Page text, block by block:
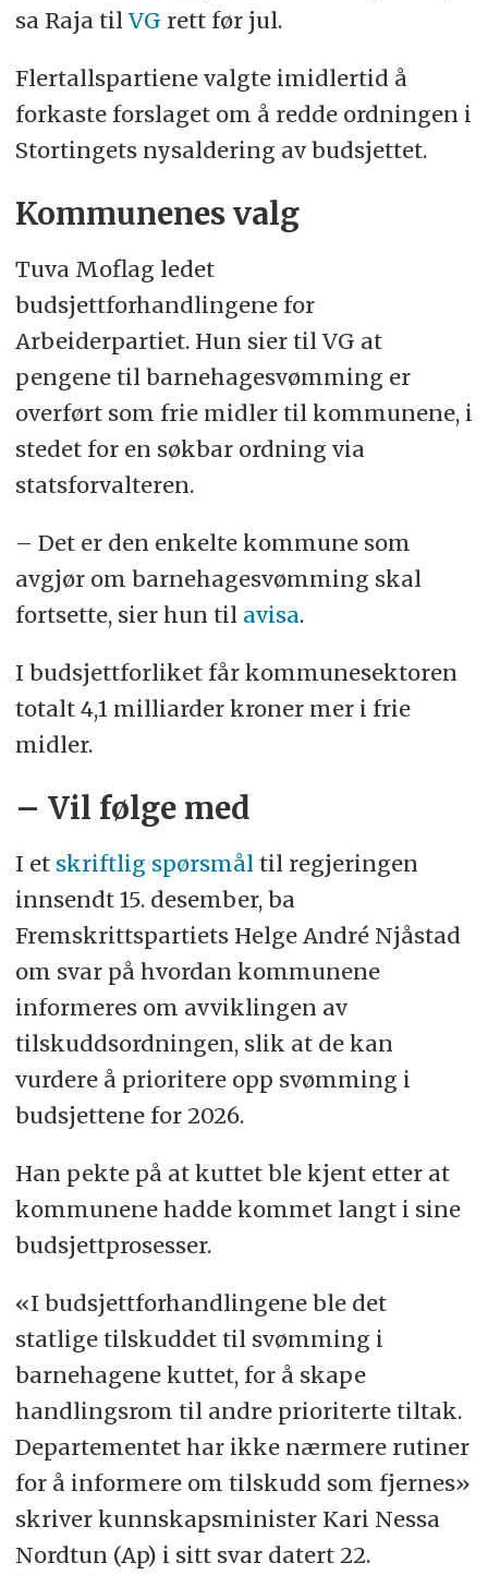
sa Raja til VG rett før jul.
Flertallspartiene valgte imidlertid å
forkaste forslaget om å redde ordningen i
Stortingets nysaldering av budsjettet.
Kommunenes valg
Tuva Moflag ledet
budsjettforhandlingene for
Arbeiderpartiet. Hun sier til VG at
pengene til barnehagesvømming er
overført som frie midler til kommunene, i
stedet for en søkbar ordning via
statsforvalteren.
– Det er den enkelte kommune som
avgjør om barnehagesvømming skal
fortsette, sier hun til avisa.
I budsjettforliket får kommunesektoren
totalt 4,1 milliarder kroner mer i frie
midler.
– Vil følge med
I et skriftlig spørsmål til regjeringen
innsendt 15. desember, ba
Fremskrittspartiets Helge André Njåstad
om svar på hvordan kommunene
informeres om avviklingen av
tilskuddsordningen, slik at de kan
vurdere å prioritere opp svømming i
budsjettene for 2026.
Han pekte på at kuttet ble kjent etter at
kommunene hadde kommet langt i sine
budsjettprosesser.
«I budsjettforhandlingene ble det
statlige tilskuddet til svømming i
barnehagene kuttet, for å skape
handlingsrom til andre prioriterte tiltak.
Departementet har ikke nærmere rutiner
for å informere om tilskudd som fjernes»
skriver kunnskapsminister Kari Nessa
Nordtun (Ap) i sitt svar datert 22.